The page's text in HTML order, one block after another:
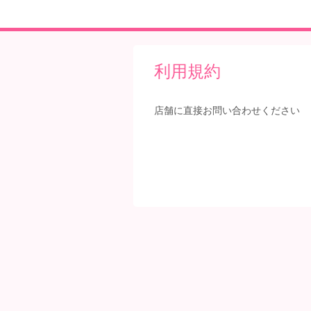
利用規約
店舗に直接お問い合わせください